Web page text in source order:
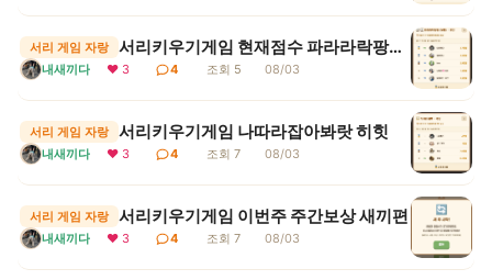
서리 게임 자랑 서리키우기게임 현재점수 파라라락팡팡 보통 1등
내새끼다 ❤ 3 4 조회 5 08/03
서리 게임 자랑 서리키우기게임 나따라잡아봐랏 히힛
내새끼다 ❤ 3 4 조회 7 08/03
서리 게임 자랑 서리키우기게임 이번주 주간보상 새끼편
내새끼다 ❤ 3 4 조회 7 08/03